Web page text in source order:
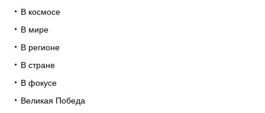
В космосе
В мире
В регионе
В стране
В фокусе
Великая Победа